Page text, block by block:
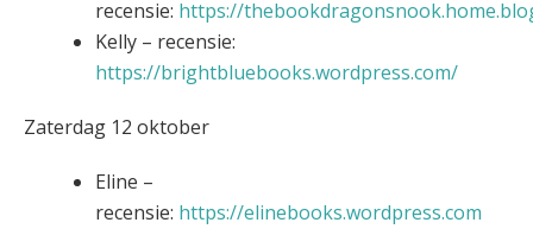
recensie: https://
Kelly – recensie:
https://brightbluebooks.wordpress.com/
Zaterdag 12 oktober
Eline –
recensie: https://elinebooks.wordpress.com